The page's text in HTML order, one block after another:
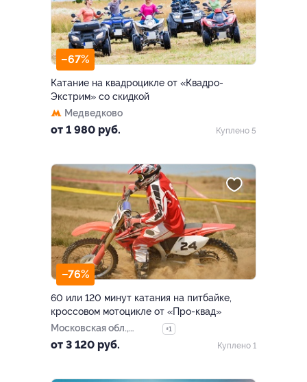
–67%
Катание на квадроцикле от «Квадро-
Экстрим» со скидкой
Медведково
от 1 980 руб. Куплено 5
–76%
60 или 120 минут катания на питбайке,
кроссовом мотоцикле от «Про-квад»
Московская обл.,
Мытищинский р-н, дер.
+1
от 3 120 руб. Куплено 1